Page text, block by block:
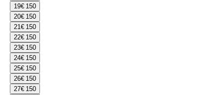
19€ 150
20€ 150
21€ 150
22€ 150
23€ 150
24€ 150
25€ 150
26€ 150
27€ 150